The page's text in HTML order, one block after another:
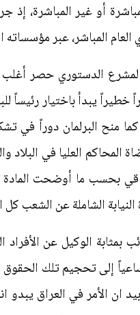
أو غير المباشرة،
العام المباشر، عبر
المشرع الدستوري حصر
خطيراً يبدأ باختيار رئيساً
كما منح البرلمان دوراً
العليا في البلاد
بحسب ما أوضحت المادة
الشاملة عن الشعب
بمثابة الوكيل عن
إلى تحجيم تلك
ان الأمر في العراق